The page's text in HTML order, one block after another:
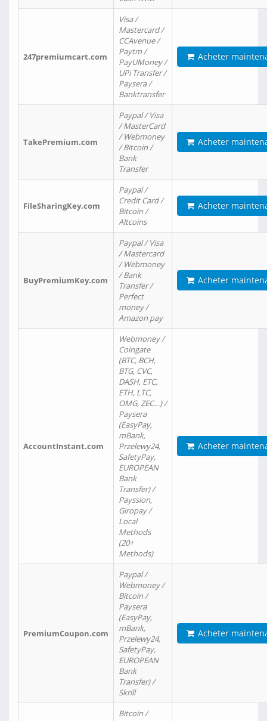
247premiumcart.com
Visa /
Mastercard /
CCAvenue /
Paytm /
PayUMoney /
UPi Transfer /
Paysera /
Banktransfer
Acheter
TakePremium.com
Paypal / Visa
/ MasterCard
/ Webmoney
/ Bitcoin /
Bank
Transfer
Acheter
FileSharingKey.com
Paypal /
Credit Card /
Bitcoin /
Altcoins
Acheter
BuyPremiumKey.com
Paypal / Visa
/ Mastercard
/ Webmoney
/ Bank
Transfer /
Perfect
money /
Amazon pay
Acheter
AccountInstant.com
Webmoney /
Coingate
(BTC, BCH,
BTG, CVC,
DASH, ETC,
ETH, LTC,
OMG, ZEC…) /
Paysera
(EasyPay,
mBank,
Przelewy24,
SafetyPay,
EUROPEAN
Bank
Transfer) /
Payssion,
Giropay /
Local
Methods
(20+
Methods)
Acheter
PremiumCoupon.com
Paypal /
Webmoney /
Bitcoin /
Paysera
(EasyPay,
mBank,
Przelewy24,
SafetyPay,
EUROPEAN
Bank
Transfer) /
Skrill
Acheter
Bitcoin /